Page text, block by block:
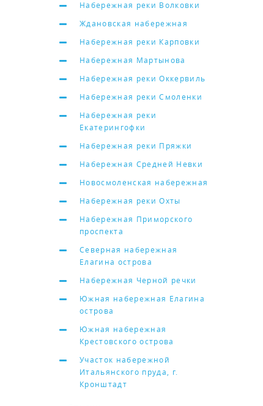
Набережная реки Волковки
Ждановская набережная
Набережная реки Карповки
Набережная Мартынова
Набережная реки Оккервиль
Набережная реки Смоленки
Набережная реки
Екатерингофки
Набережная реки Пряжки
Набережная Средней Невки
Новосмоленская набережная
Набережная реки Охты
Набережная Приморского
проспекта
Северная набережная
Елагина острова
Набережная Черной речки
Южная набережная Елагина
острова
Южная набережная
Крестовского острова
Участок набережной
Итальянского пруда, г.
Кронштадт